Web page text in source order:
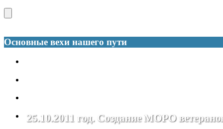
Основные вехи нашего пути
25.10.2011 год. Создание МОРО